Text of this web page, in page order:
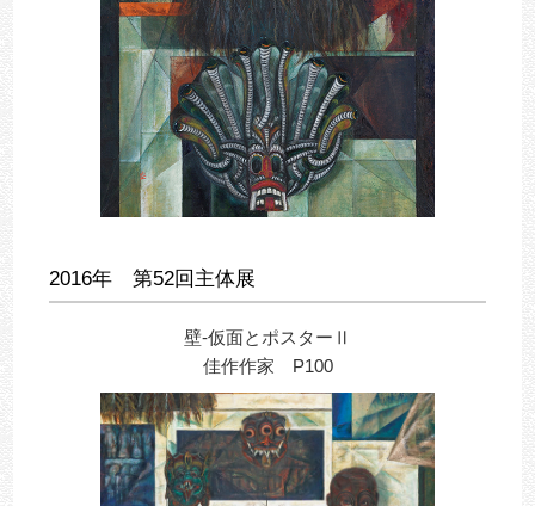
2016年 第52回主体展
壁-仮面とポスターⅡ
佳作作家 P100